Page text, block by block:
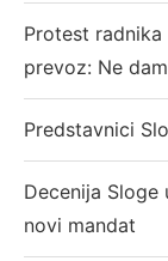
Protest radnika
prevoz: Ne
Predstavnici
Decenija
novi mandat